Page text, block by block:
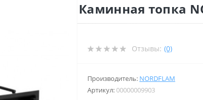
Каминная топка
Отзывы: (0)
Производитель: NORDFLAM
Артикул:00000009903